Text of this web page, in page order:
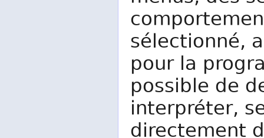
sélectionné,
pour la
possible de
interpréter,